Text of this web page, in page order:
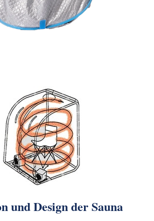
und Design der Sauna